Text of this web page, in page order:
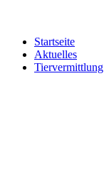
Startseite
Aktuelles
Tiervermittlung